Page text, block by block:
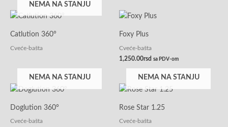
NEMA NA STANJU
Catlution 360°
Cveće-bašta
Foxy Plus
Cveće-bašta
1,250.00rsd sa PDV-om
NEMA NA STANJU
Doglution 360°
Cveće-bašta
NEMA NA STANJU
Rose Star 1.25
Cveće-bašta